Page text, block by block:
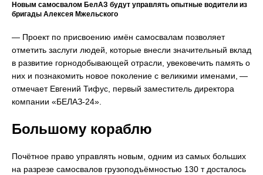
Новым самосвалом БелАЗ будут управлять опытные водители из
бригады Алексея Мжельского
— Проект по присвоению имён самосвалам позволяет
отметить заслуги людей, которые внесли значительный вклад
в развитие горнодобывающей отрасли, увековечить память о
них и познакомить новое поколение с великими именами, —
отмечает Евгений Тифус, первый заместитель директора
компании «БЕЛАЗ-24».
Большому кораблю
Почётное право управлять новым, одним из самых больших
на разрезе самосвалов грузоподъёмностью 130 т досталось